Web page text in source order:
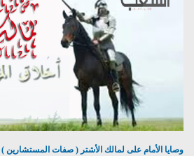
وصايا الأمام على لمالك الأشتر ( صفات المستشارين ) 19-7-2018م